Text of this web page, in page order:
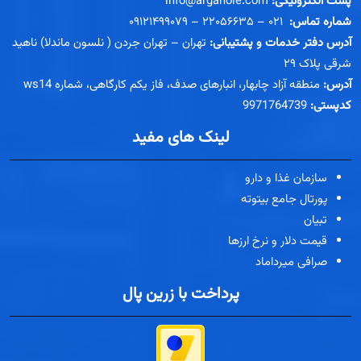
شماره تماس:۰۲۱ – ۲۲۰۵۶۶۳۵ – ۰۹۱۲۱۴۹۹۰۷۹
آدرس دفتر خدمات و پشتیبانی:تهران – تهران جردن ( نلسون ماندلا) ناهید
شرقی پلاک ۲۹
آدرس:منطقه آزاد چابهار، انبارهای صدف، فاز یکم کارگاهی، شماره ws14
کدپستی:9971764739
لینک های مفید
سازمان غذا و دارو
پورتال جامع بیتوته
تبیان
قیمت دلار و نرخ ارزها
صرافی میرداماد
پرداخت با زرین پال